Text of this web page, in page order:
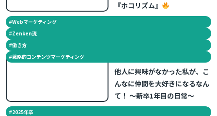
『ホコリズム』
#Webマーケティング
#Zenken流
#働き方
#戦略的コンテンツマーケティング
他人に興味がなかった私が、こ
んなに仲間を大好きになるなん
て！ ～新卒1年目の日常～
#2025年卒